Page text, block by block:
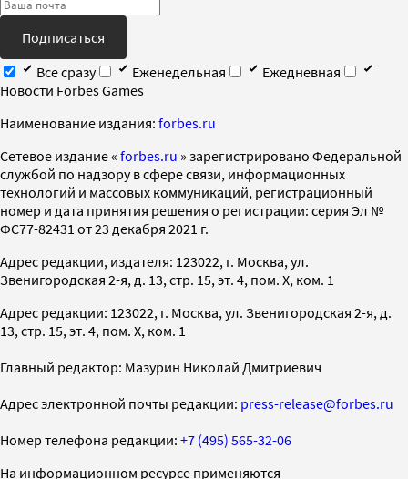
Подписаться
Все сразу
Еженедельная
Ежедневная
Новости Forbes Games
Наименование издания: forbes.ru
Cетевое издание « forbes.ru » зарегистрировано Федеральной
службой по надзору в сфере связи, информационных
технологий и массовых коммуникаций, регистрационный
номер и дата принятия решения о регистрации: серия Эл №
ФС77-82431 от 23 декабря 2021 г.
Адрес редакции, издателя: 123022, г. Москва, ул.
Звенигородская 2-я, д. 13, стр. 15, эт. 4, пом. X, ком. 1
Адрес редакции: 123022, г. Москва, ул. Звенигородская 2-я, д.
13, стр. 15, эт. 4, пом. X, ком. 1
Главный редактор: Мазурин Николай Дмитриевич
Адрес электронной почты редакции: press-release@forbes.ru
Номер телефона редакции: +7 (495) 565-32-06
На информационном ресурсе применяются